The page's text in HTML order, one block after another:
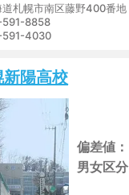
道札幌市南区藤野400番地
591-8858
591-4030
新陽高校
偏差値
男女区分